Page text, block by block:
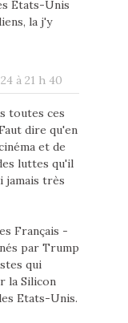
États-Unis
la j'y
à 21 h 40
toutes ces
dire qu'en
et de
luttes qu'il
jamais très
Français -
par Trump
qui
la Silicon
Etats-Unis.